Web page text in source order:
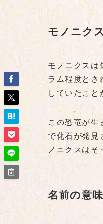
モノニク
モノニクスは
ラム程度とさ
していたこと
この恐竜が生
で化石が発見
ノニクスはそ
名前の意